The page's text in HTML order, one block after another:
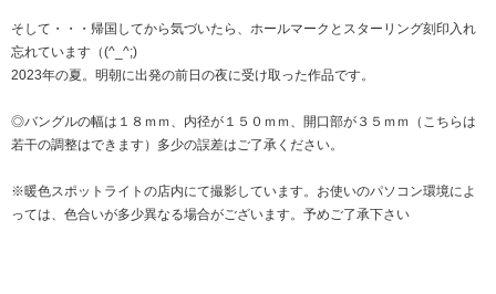
そして・・・帰国してから気づいたら、ホールマークとスターリング刻印入れ
忘れています（(^_^;)
2023年の夏。明朝に出発の前日の夜に受け取った作品です。
◎バングルの幅は１８ｍｍ、内径が１５０ｍｍ、開口部が３５ｍｍ（こちらは
若干の調整はできます）多少の誤差はご了承ください。
※暖色スポットライトの店内にて撮影しています。お使いのパソコン環境によ
っては、色合いが多少異なる場合がございます。予めご了承下さい